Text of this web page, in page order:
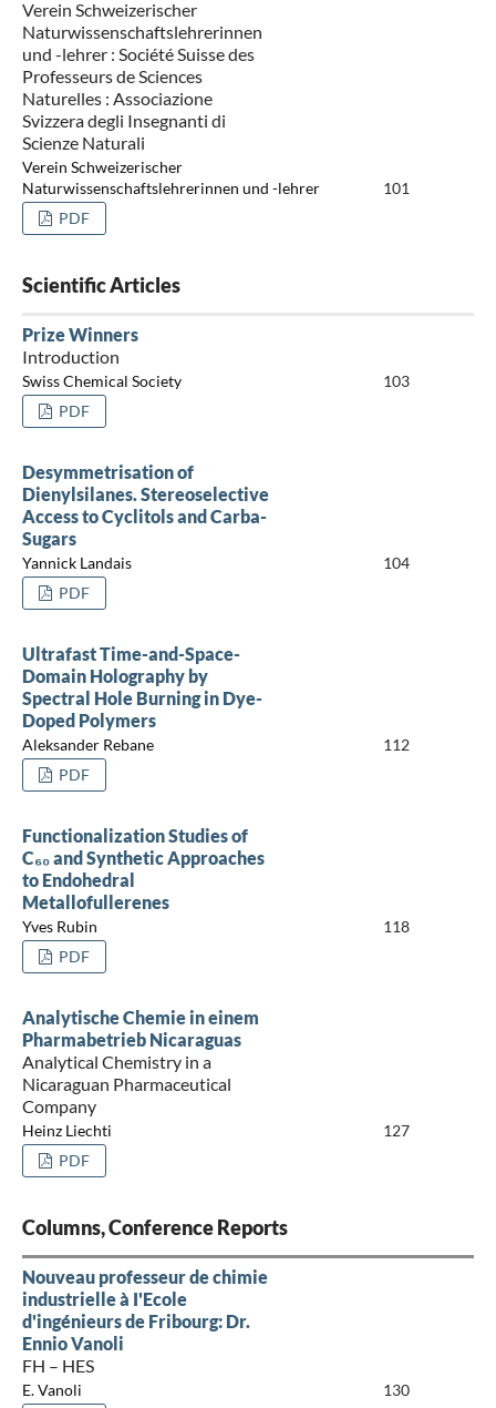
Verein Schweizerischer
Naturwissenschaftslehrerinnen
und -lehrer : Société Suisse des
Professeurs de Sciences
Naturelles : Associazione
Svizzera degli Insegnanti di
Scienze Naturali
Verein Schweizerischer
Naturwissenschaftslehrerinnen und -lehrer
101
PDF
Scientific Articles
Prize Winners
Introduction
Swiss Chemical Society
103
PDF
Desymmetrisation of
Dienylsilanes. Stereoselective
Access to Cyclitols and Carba-
Sugars
Yannick Landais
104
PDF
Ultrafast Time-and-Space-
Domain Holography by
Spectral Hole Burning in Dye-
Doped Polymers
Aleksander Rebane
112
PDF
Functionalization Studies of
C₆₀ and Synthetic Approaches
to Endohedral
Metallofullerenes
Yves Rubin
118
PDF
Analytische Chemie in einem
Pharmabetrieb Nicaraguas
Analytical Chemistry in a
Nicaraguan Pharmaceutical
Company
Heinz Liechti
127
PDF
Columns, Conference Reports
Nouveau professeur de chimie
industrielle à I'Ecole
d'ingénieurs de Fribourg: Dr.
Ennio Vanoli
FH – HES
E. Vanoli
130